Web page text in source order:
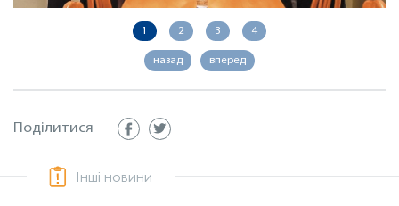
1 2 3 4
назад вперед
Поділитися
Інші новини